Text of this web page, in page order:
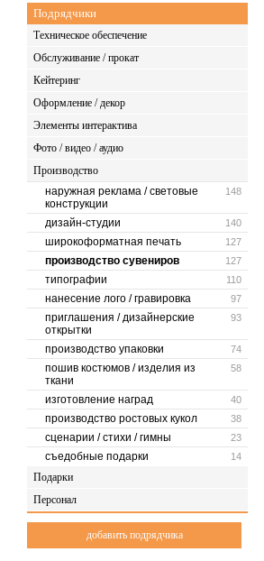
Подрядчики
Техническое обеспечение
Обслуживание / прокат
Кейтеринг
Оформление / декор
Элементы интерактива
Фото / видео / аудио
Производство
148
наружная реклама / световые
конструкции
140
дизайн-студии
127
широкоформатная печать
127
производство сувениров
110
типографии
97
нанесение лого / гравировка
93
приглашения / дизайнерские
открытки
74
производство упаковки
58
пошив костюмов / изделия из
ткани
40
изготовление наград
38
производство ростовых кукол
23
сценарии / стихи / гимны
14
съедобные подарки
Подарки
Персонал
добавить подрядчика